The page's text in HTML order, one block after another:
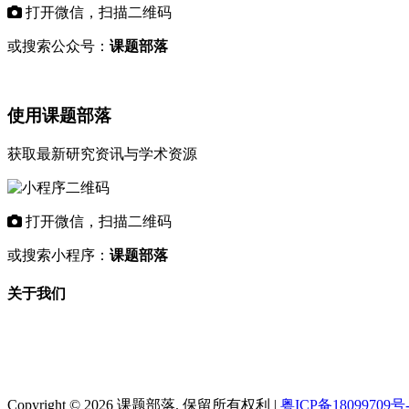
打开微信，扫描二维码
或搜索公众号： 课题部落
使用课题部落
获取最新研究资讯与学术资源
打开微信，扫描二维码
或搜索小程序： 课题部落
关于我们
Copyright © 2026 课题部落. 保留所有权利 | 粤ICP备18099709号